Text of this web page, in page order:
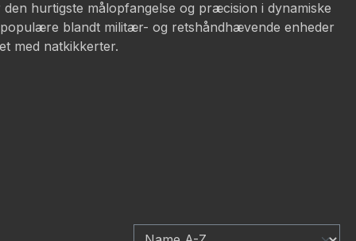
hurtigste målopfangelse og præcision i dynamiske
blandt militær- og retshåndhævende enheder
med natkikkerter.